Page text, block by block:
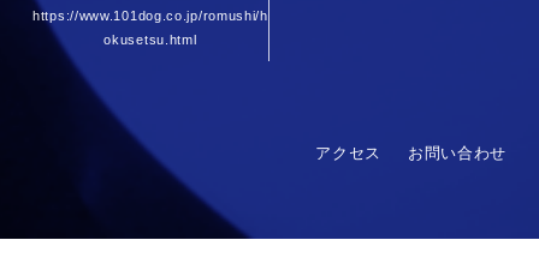
https://www.101dog.co.jp/romushi/h
okusetsu.html
アクセス お問い合わせ